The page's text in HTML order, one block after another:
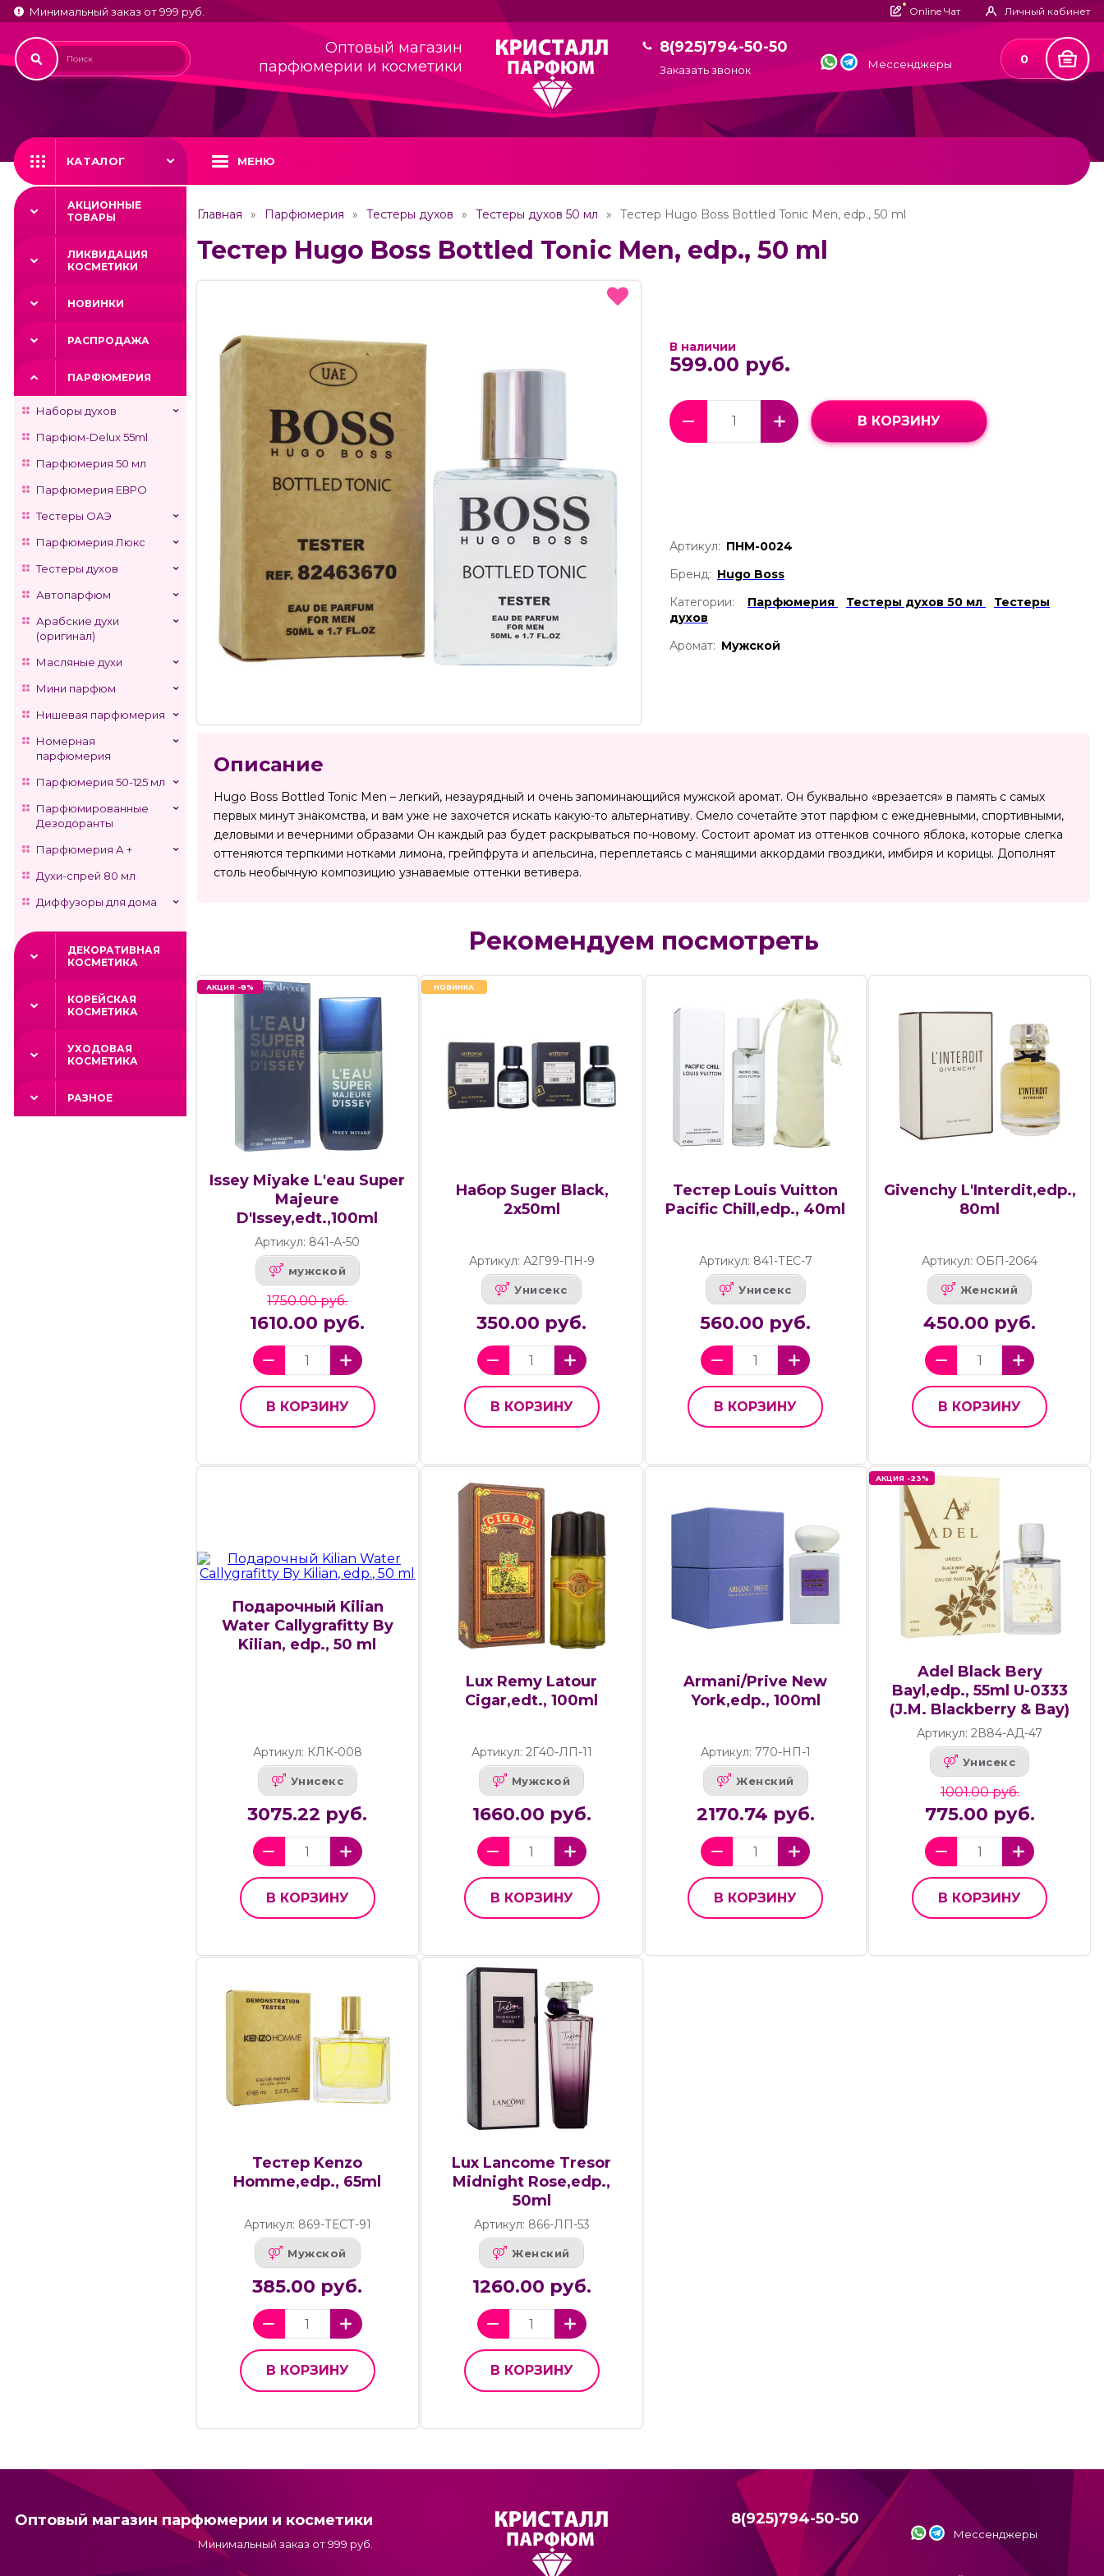
Минимальный заказ от 999 руб. Online Чат Личный кабинет
Оптовый магазин
парфюмерии и косметики
8(925)794-50-50
Заказать звонок Мессенджеры 0
КАТАЛОГ МЕНЮ
АКЦИОННЫЕ
ТОВАРЫ
ЛИКВИДАЦИЯ
КОСМЕТИКИ
НОВИНКИ
РАСПРОДАЖА
ПАРФЮМЕРИЯ
Наборы духов
Парфюм-Delux 55ml
Парфюмерия 50 мл
Парфюмерия ЕВРО
Тестеры ОАЭ
Парфюмерия Люкс
Тестеры духов
Автопарфюм
Арабские духи
(оригинал)
Масляные духи
Мини парфюм
Нишевая парфюмерия
Номерная
парфюмерия
Парфюмерия 50-125 мл
Парфюмированные
Дезодоранты
Парфюмерия А +
Духи-спрей 80 мл
Диффузоры для дома
ДЕКОРАТИВНАЯ
КОСМЕТИКА
КОРЕЙСКАЯ
КОСМЕТИКА
УХОДОВАЯ
КОСМЕТИКА
РАЗНОЕ
Главная Парфюмерия Тестеры духов Тестеры духов 50 мл Тестер Hugo Boss Bottled Tonic Men, edp., 50 ml
Тестер Hugo Boss Bottled Tonic Men, edp., 50 ml
В наличии
599.00 руб.
В КОРЗИНУ
Артикул: ПНМ-0024
Бренд: Hugo Boss
Категории:
Парфюмерия Тестеры духов 50 мл
Тестеры
духов
Аромат: Мужской
Описание
Hugo Boss Bottled Tonic Men – легкий, незаурядный и очень запоминающийся мужской аромат. Он буквально «врезается» в память с самых
первых минут знакомства, и вам уже не захочется искать какую-то альтернативу. Смело сочетайте этот парфюм с ежедневными, спортивными,
деловыми и вечерними образами Он каждый раз будет раскрываться по-новому. Состоит аромат из оттенков сочного яблока, которые слегка
оттеняются терпкими нотками лимона, грейпфрута и апельсина, переплетаясь с манящими аккордами гвоздики, имбиря и корицы. Дополнят
столь необычную композицию узнаваемые оттенки ветивера.
Рекомендуем посмотреть
АКЦИЯ -8%
Issey Miyake L'eau Super
Majeure
D'Issey,edt.,100ml
Артикул: 841-А-50
мужской
1750.00 руб.
1610.00 руб.
В КОРЗИНУ
НОВИНКА
Набор Suger Black,
2x50ml
Артикул: А2Г99-ПН-9
Унисекс
350.00 руб.
В КОРЗИНУ
Тестер Louis Vuitton
Pacific Chill,edp., 40ml
Артикул: 841-ТЕС-7
Унисекс
560.00 руб.
В КОРЗИНУ
Givenchy L'Interdit,edp.,
80ml
Артикул: ОБП-2064
Женский
450.00 руб.
В КОРЗИНУ
Подарочный Kilian
Water Callygrafitty By
Kilian, edp., 50 ml
Артикул: КЛК-008
Унисекс
3075.22 руб.
В КОРЗИНУ
Lux Remy Latour
Cigar,edt., 100ml
Артикул: 2Г40-ЛП-11
Мужской
1660.00 руб.
В КОРЗИНУ
Armani/Prive New
York,edp., 100ml
Артикул: 770-НП-1
Женский
2170.74 руб.
В КОРЗИНУ
АКЦИЯ -23%
Adel Black Bery
Bayl,edp., 55ml U-0333
(J.M. Blackberry & Bay)
Артикул: 2В84-АД-47
Унисекс
1001.00 руб.
775.00 руб.
В КОРЗИНУ
Тестер Kenzo
Homme,edp., 65ml
Артикул: 869-ТЕСТ-91
Мужской
385.00 руб.
В КОРЗИНУ
Lux Lancome Tresor
Midnight Rose,edp.,
50ml
Артикул: 866-ЛП-53
Женский
1260.00 руб.
В КОРЗИНУ
Оптовый магазин парфюмерии и косметики
Минимальный заказ от 999 руб.
8(925)794-50-50
Мессенджеры